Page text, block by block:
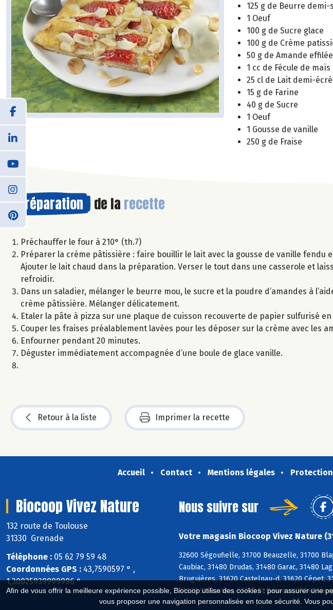
Afin de vous offrir la meilleure expérience possible, Biocoop utilise des cookies : pour assurer
vous proposer une navigation personnalisée en toute sécurité. Vous
125 g de Beurre demi-
1 Oeuf
100 g de Sucre glace
100 g de Crème
50 g de Amande effilée
1 cc de Fécule de maïs
25 cl de Lait demi-
15 g de Farine
40 g de Sucre
1 Oeuf
1 Gousse de vanille
250 g de Fraise
Préparation de la recette
Préchauffer le four à 210° (th.7)
Préparer la crème pâtissière : faire bouillir le lait avec la gousse de vanille fendu
Ajouter le lait chaud dans la préparation. Verser le tout dans une casserole et
refroidir.
Dans un saladier, mélanger le beurre mou, le sucre et la poudre d’amandes à
crème pâtissière. Mélanger délicatement.
Etaler la pâte à pizza sur une plaque de cuisson recouverte de papier sulfurisé
Couper les fraises préalablement lavées pour les déposer sur la crème avec les
Enfourner pendant 20 minutes.
Déguster immédiatement accompagnée d’une boule de glace vanille.
Retour à la liste Imprimer la recette
Accueil Contact Mentions légales
Biocoop Vivez Nature
132 route de Toulouse
31330 Grenade
Téléphone : 05 62 79 59 48
Coordonnées GPS : 43,7590597 ° ,
1,30025939999996 °
Nous suivre sur
Votre magasin Biocoop Vivez Nature
32600 Ségoufielle, 31700 Beauzelle, 31700
Caubiac, 31480 Drudas, 31480 Garac, 31480
Bruguières, 31620 Castelnau-d, 31620 Cépet,
31620 St-Rustice, 31790 St-Sauveur, 31340